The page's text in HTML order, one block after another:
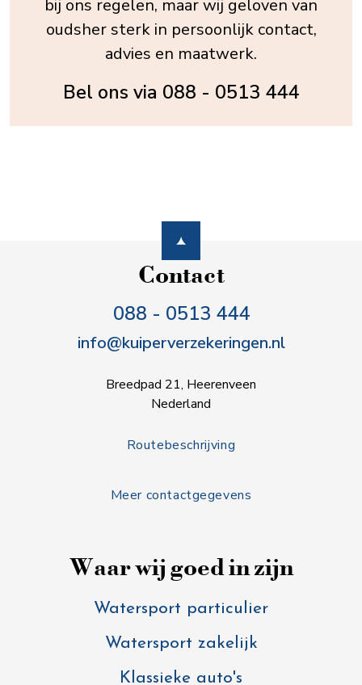
bij ons regelen, maar wij geloven van
oudsher sterk in persoonlijk contact,
advies en maatwerk.
Bel ons via 088 - 0513 444
Waar wij goed in zijn
Watersport particulier
Watersport zakelijk
Klassieke auto's
Contact
088 - 0513 444
info@kuiperverzekeringen.nl
Breedpad 21, Heerenveen
Nederland
Routebeschrijving
Meer contactgegevens